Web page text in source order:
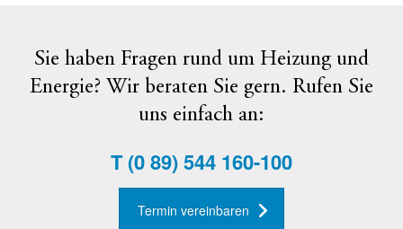
Sie haben Fragen rund um Heizung und
Energie? Wir beraten Sie gern. Rufen Sie
uns einfach an:
T(0 89) 544 160-100
Termin vereinbaren